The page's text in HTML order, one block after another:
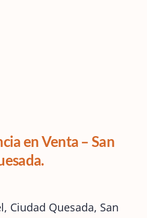
en Venta – San
Ciudad Quesada, San